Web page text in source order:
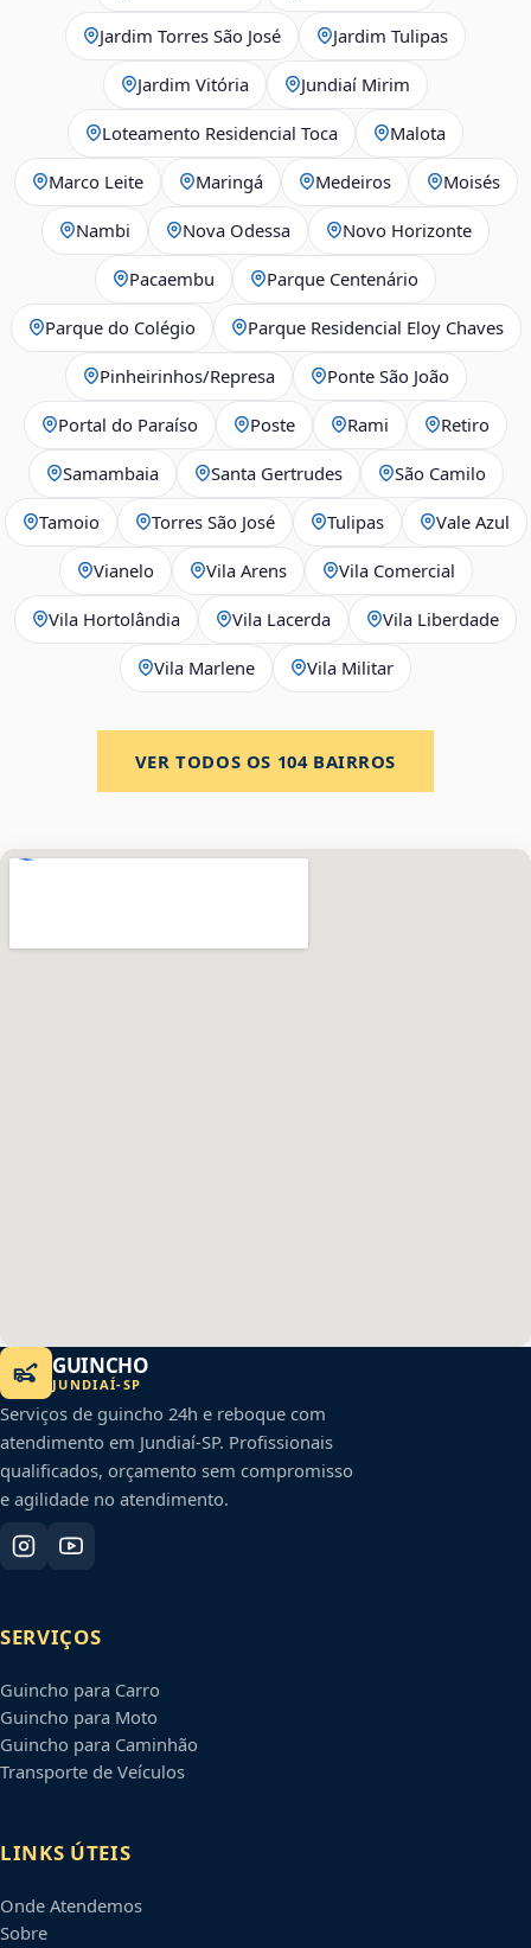
Jardim Torres São José Jardim Tulipas
Jardim Vitória Jundiaí Mirim
Loteamento Residencial Toca Malota
Marco Leite Maringá Medeiros Moisés
Nambi Nova Odessa Novo Horizonte
Pacaembu Parque Centenário
Parque do Colégio Parque Residencial Eloy Chaves
Pinheirinhos/Represa Ponte São João
Portal do Paraíso Poste Rami Retiro
Samambaia Santa Gertrudes São Camilo
Tamoio Torres São José Tulipas Vale Azul
Vianelo Vila Arens Vila Comercial
Vila Hortolândia Vila Lacerda Vila Liberdade
Vila Marlene Vila Militar
VER TODOS OS 104BAIRROS
GUINCHO
JUNDIAÍ-SP
Serviços de guincho 24h e reboque com
atendimento em Jundiaí-SP. Profissionais
qualificados, orçamento sem compromisso
e agilidade no atendimento.
SERVIÇOS
Guincho para Carro
Guincho para Moto
Guincho para Caminhão
Transporte de Veículos
LINKS ÚTEIS
Onde Atendemos
Sobre